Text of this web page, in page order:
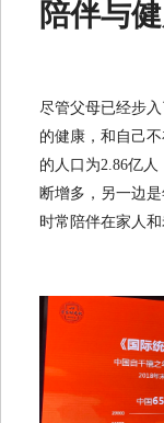
陪伴与
尽管父母已经步
的健康，和自己
的人口为2.86亿
断增多，另一边
时常陪伴在家人和